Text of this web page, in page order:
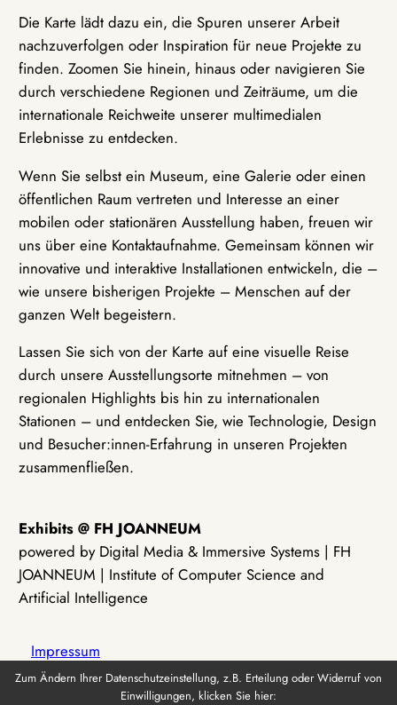
Die Karte lädt dazu ein, die Spuren unserer Arbeit
nachzuverfolgen oder Inspiration für neue Projekte zu
finden. Zoomen Sie hinein, hinaus oder navigieren Sie
durch verschiedene Regionen und Zeiträume, um die
internationale Reichweite unserer multimedialen
Erlebnisse zu entdecken.
Wenn Sie selbst ein Museum, eine Galerie oder einen
öffentlichen Raum vertreten und Interesse an einer
mobilen oder stationären Ausstellung haben, freuen wir
uns über eine Kontaktaufnahme. Gemeinsam können wir
innovative und interaktive Installationen entwickeln, die –
wie unsere bisherigen Projekte – Menschen auf der
ganzen Welt begeistern.
Lassen Sie sich von der Karte auf eine visuelle Reise
durch unsere Ausstellungsorte mitnehmen – von
regionalen Highlights bis hin zu internationalen
Stationen – und entdecken Sie, wie Technologie, Design
und Besucher:innen-Erfahrung in unseren Projekten
zusammenfließen.
Exhibits @ FH JOANNEUM
powered by Digital Media & Immersive Systems | FH
JOANNEUM | Institute of Computer Science and
Artificial Intelligence
Impressum
Zum Ändern Ihrer Datenschutzeinstellung, z.B. Erteilung oder Widerruf von
Einwilligungen, klicken Sie hier: